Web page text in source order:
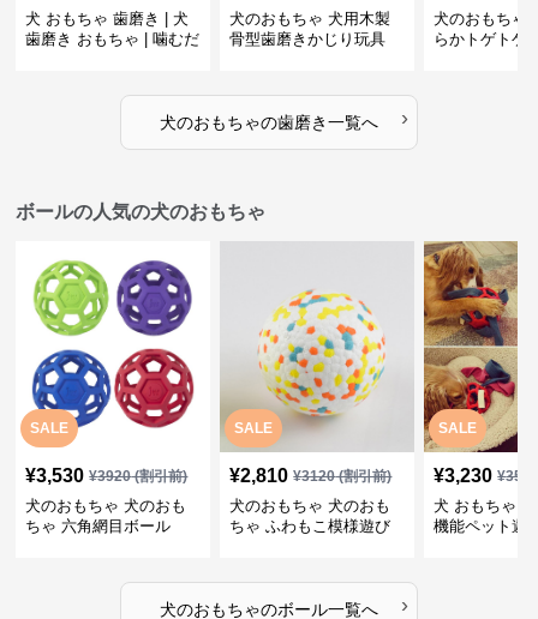
犬 おもちゃ 歯磨き | 犬
歯磨き おもちゃ | 噛むだ
犬のおもちゃ 犬用木製
骨型歯磨きかじり玩具
犬のおもちゃ
らかトゲトゲ
犬のおもちゃの歯磨き一覧へ ›
ボールの人気の犬のおもちゃ
SALE
¥3,530 ¥3920(割引前)
犬のおもちゃ 犬のおも
ちゃ 六角網目ボール
SALE
¥2,810 ¥3120(割引前)
犬のおもちゃ 犬のおも
ちゃ ふわもこ模様遊び
SALE
¥3,230 ¥
犬 おもちゃ
機能ペット遊
犬のおもちゃのボール一覧へ ›